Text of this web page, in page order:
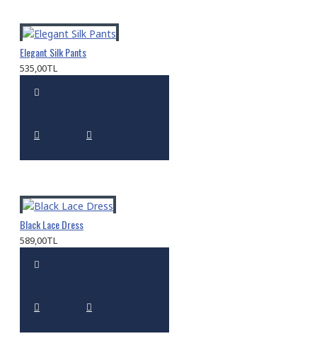
Elegant Silk Pants
535,00TL
Black Lace Dress
589,00TL